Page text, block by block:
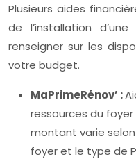
Plusieurs aides
de l’installation
renseigner sur les
votre budget.
MaPrimeRénov’ :
ressources du
montant varie
foyer et le type de